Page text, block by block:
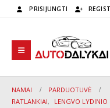
PRISIJUNGTI
NAMAI
PARDUOTUVĖ
RATLANKIAI,
LENGVO LYDINIO